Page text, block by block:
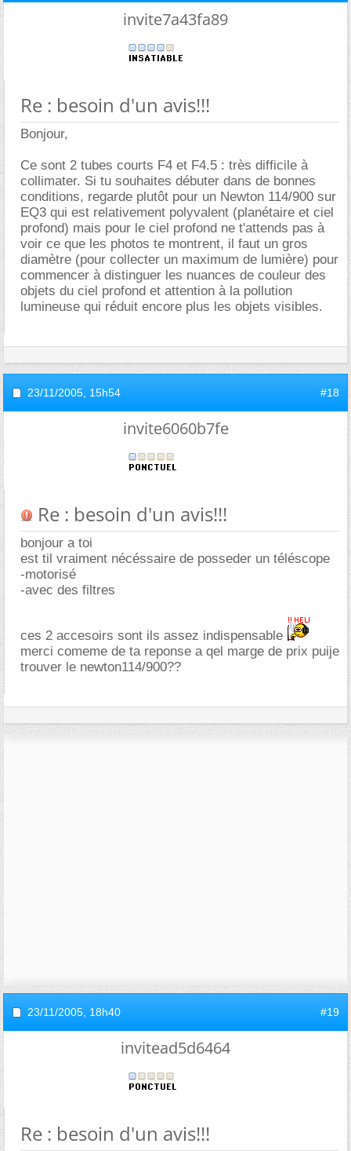
invite7a43fa89
Re : besoin d'un avis!!!
Bonjour,
Ce sont 2 tubes courts F4 et F4.5 : très difficile à
collimater. Si tu souhaites débuter dans de bonnes
conditions, regarde plutôt pour un Newton 114/900 sur
EQ3 qui est relativement polyvalent (planétaire et ciel
profond) mais pour le ciel profond ne t'attends pas à
voir ce que les photos te montrent, il faut un gros
diamètre (pour collecter un maximum de lumière) pour
commencer à distinguer les nuances de couleur des
objets du ciel profond et attention à la pollution
lumineuse qui réduit encore plus les objets visibles.
23/11/2005, 15h54 #18
invite6060b7fe
Re : besoin d'un avis!!!
bonjour a toi
est til vraiment nécéssaire de posseder un téléscope
-motorisé
-avec des filtres
ces 2 accesoirs sont ils assez indispensable
merci comeme de ta reponse a qel marge de prix puije
trouver le newton114/900??
23/11/2005, 18h40 #19
invitead5d6464
Re : besoin d'un avis!!!